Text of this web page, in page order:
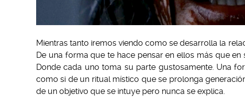
Mientras tanto iremos viendo como se desarrolla la
De una forma que te hace pensar en ellos más que
Donde cada uno toma su parte gustosamente. Una
como si de un ritual místico que se prolonga
de un objetivo que se intuye pero nunca se explica.